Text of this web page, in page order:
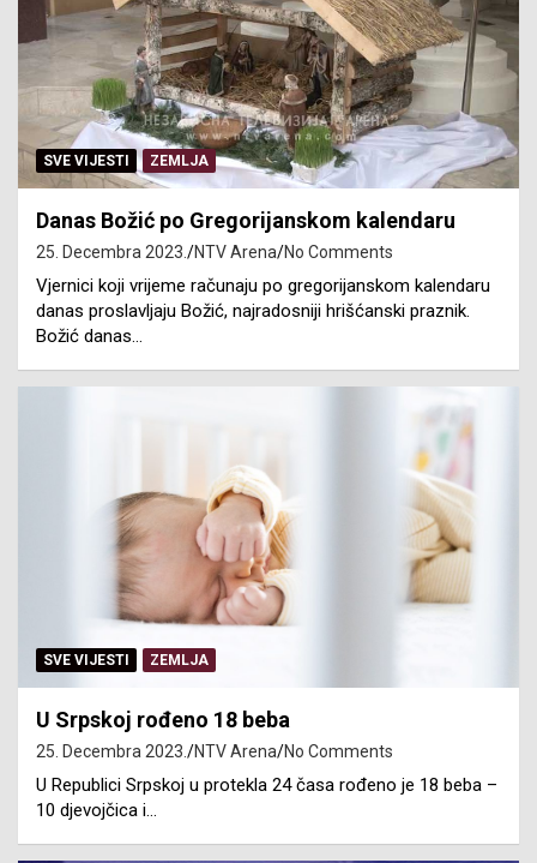
SVE VIJESTI ZEMLJA
Danas Božić po Gregorijanskom kalendaru
25. Decembra 2023. NTV Arena No Comments
Vjernici koji vrijeme računaju po gregorijanskom kalendaru
danas proslavljaju Božić, najradosniji hrišćanski praznik.
Božić danas…
SVE VIJESTI ZEMLJA
U Srpskoj rođeno 18 beba
25. Decembra 2023. NTV Arena No Comments
U Republici Srpskoj u protekla 24 časa rođeno je 18 beba –
10 djevojčica i…